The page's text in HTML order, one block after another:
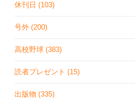
休刊日 (103)
号外 (200)
高校野球 (383)
読者プレゼント (15)
出版物 (335)